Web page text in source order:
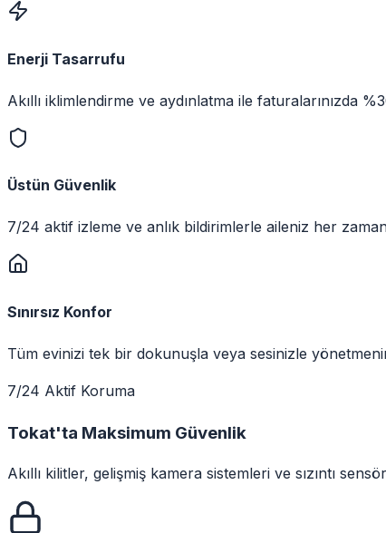
Enerji Tasarrufu
Akıllı iklimlendirme ve aydınlatma ile faturalarınızda
Üstün Güvenlik
7/24 aktif izleme ve anlık bildirimlerle aileniz her
Sınırsız Konfor
Tüm evinizi tek bir dokunuşla veya sesinizle
7/24 Aktif Koruma
Tokat'ta Maksimum Güvenlik
Akıllı kilitler, gelişmiş kamera sistemleri ve sızıntı